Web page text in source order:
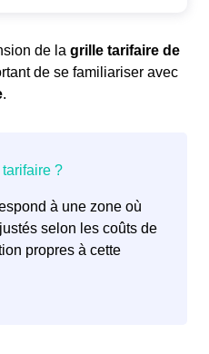
de la grille tarifaire de
de se familiariser avec
.
à une zone où
selon les coûts de
propres à cette